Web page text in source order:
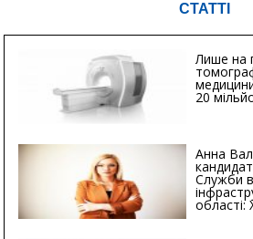
СТАТТІ
Лише на
20
Анна
Служби
області: